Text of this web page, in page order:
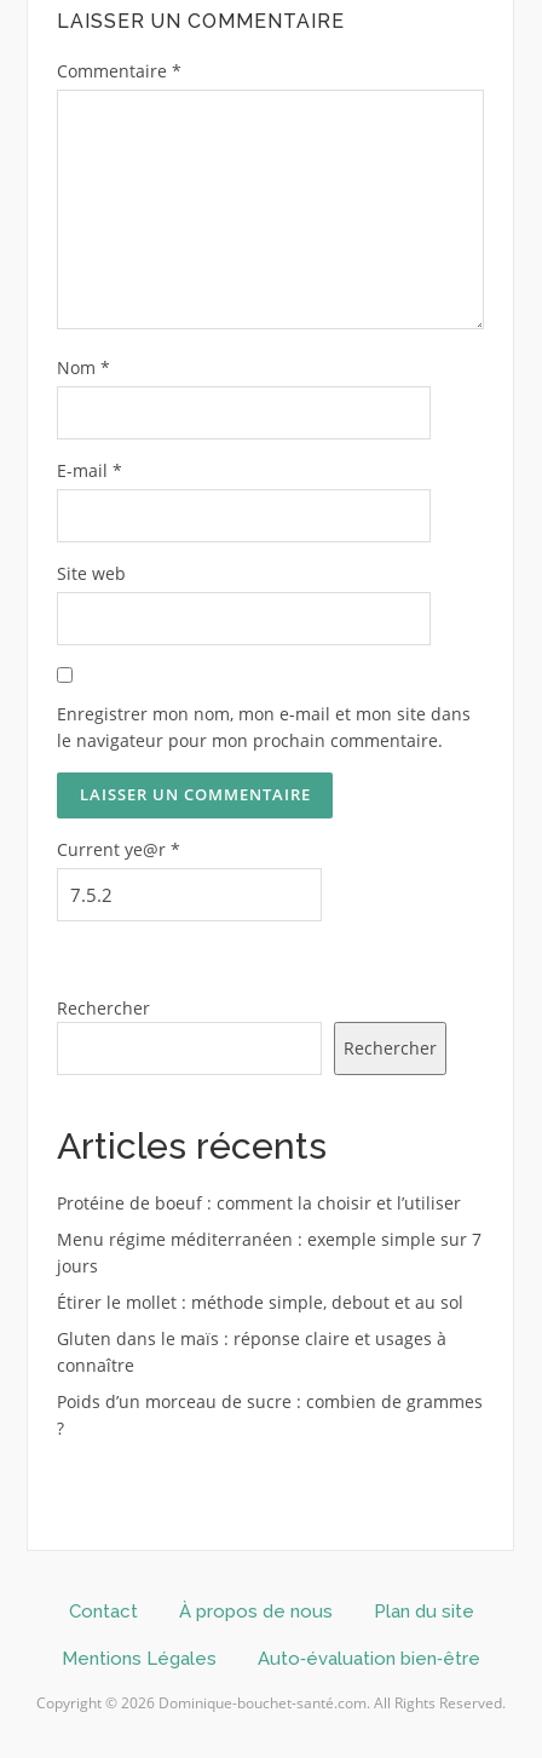
LAISSER UN COMMENTAIRE
Commentaire *
Nom *
E-mail *
Site web
Enregistrer mon nom, mon e-mail et mon site dans
le navigateur pour mon prochain commentaire.
Current ye@r *
Rechercher
Rechercher
Articles récents
Protéine de boeuf : comment la choisir et l’utiliser
Menu régime méditerranéen : exemple simple sur 7
jours
Étirer le mollet : méthode simple, debout et au sol
Gluten dans le maïs : réponse claire et usages à
connaître
Poids d’un morceau de sucre : combien de grammes
?
Contact À propos de nous Plan du site
Mentions Légales Auto‑évaluation bien‑être
Copyright © 2026 Dominique-bouchet-santé.com. All Rights Reserved.